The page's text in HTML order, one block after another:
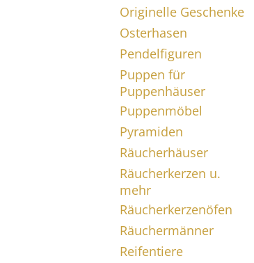
Originelle Geschenke
Osterhasen
Pendelfiguren
Puppen für
Puppenhäuser
Puppenmöbel
Pyramiden
Räucherhäuser
Räucherkerzen u.
mehr
Räucherkerzenöfen
Räuchermänner
Reifentiere